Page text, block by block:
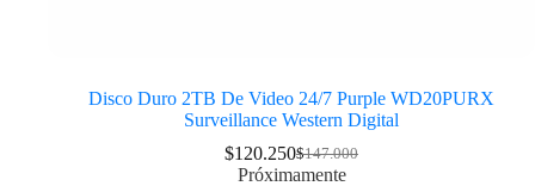
Disco Duro 2TB De Video 24/7 Purple WD20PURX
Surveillance Western Digital
$147.000
$120.250
Próximamente